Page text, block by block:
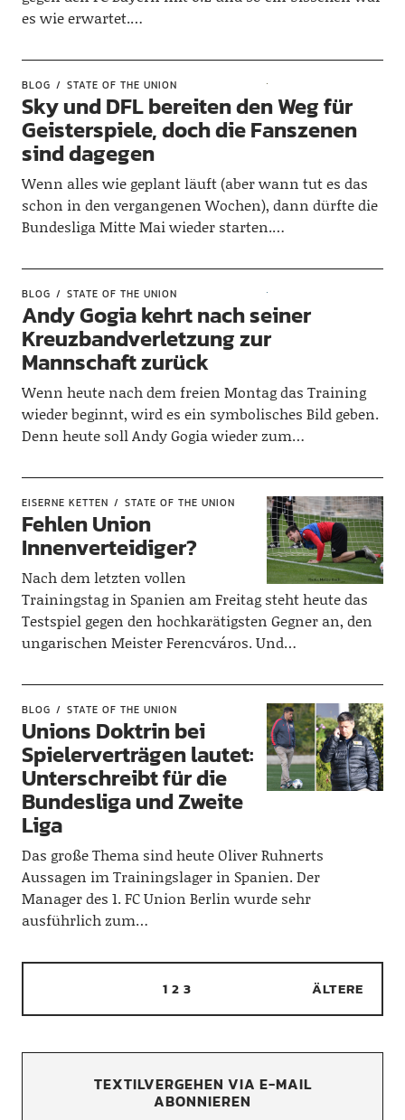
es wie erwartet.…
BLOG STATE OF THE UNION
Sky und DFL bereiten den Weg für
Geisterspiele, doch die Fanszenen
sind dagegen
Wenn alles wie geplant läuft (aber wann tut es das
schon in den vergangenen Wochen), dann dürfte die
Bundesliga Mitte Mai wieder starten.…
BLOG STATE OF THE UNION
Andy Gogia kehrt nach seiner
Kreuzbandverletzung zur
Mannschaft zurück
Wenn heute nach dem freien Montag das Training
wieder beginnt, wird es ein symbolisches Bild geben.
Denn heute soll Andy Gogia wieder zum…
EISERNE KETTEN STATE OF THE UNION
Fehlen Union
Innenverteidiger?
Nach dem letzten vollen
Trainingstag in Spanien am Freitag steht heute das
Testspiel gegen den hochkarätigsten Gegner an, den
ungarischen Meister Ferencváros. Und…
BLOG STATE OF THE UNION
Unions Doktrin bei
Spielerverträgen lautet:
Unterschreibt für die
Bundesliga und Zweite
Liga
Das große Thema sind heute Oliver Ruhnerts
Aussagen im Trainingslager in Spanien. Der
Manager des 1. FC Union Berlin wurde sehr
ausführlich zum…
1 2 3 ÄLTERE
TEXTILVERGEHEN VIA E-MAIL
ABONNIEREN